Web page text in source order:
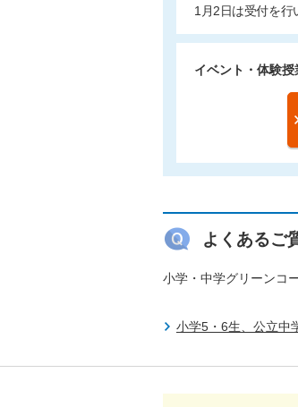
1月2日は受付を行
イベント・体験
よくあるご
小学・中学グリーンコ
小学5・6生、公立中